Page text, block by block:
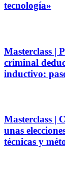
tecnología»
Masterclass |
criminal
inductivo:
Masterclass |
unas
técnicas y